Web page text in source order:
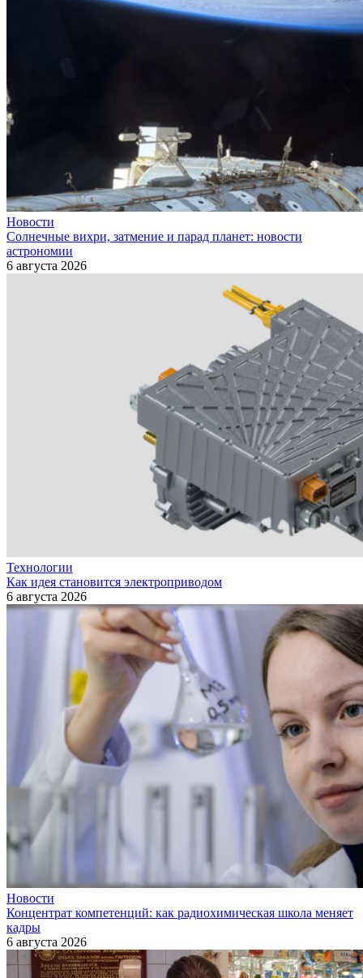
Новости
Солнечные вихри, затмение и парад планет: новости
астрономии
6 августа 2026
Технологии
Как идея становится электроприводом
6 августа 2026
Новости
Концентрат компетенций: как радиохимическая школа меняет
кадры
6 августа 2026